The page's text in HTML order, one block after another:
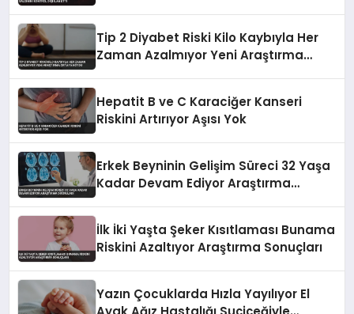
Tip 2 Diyabet Riski Kilo Kaybıyla Her
Zaman Azalmıyor Yeni Araştırma
Hepatit B ve C Karaciğer Kanseri
Riskini Artırıyor Aşısı Yok
Erkek Beyninin Gelişim Süreci 32 Yaşa
Kadar Devam Ediyor Araştırma
İlk İki Yaşta Şeker Kısıtlaması Bunama
Riskini Azaltıyor Araştırma Sonuçları
Yazın Çocuklarda Hızla Yayılıyor El